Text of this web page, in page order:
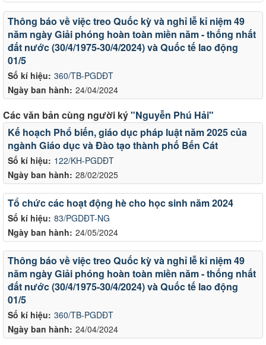
Số kí hiệu: 360/TB-PGDĐT
Ngày ban hành: 24/04/2024
Thông báo về việc treo Quốc kỳ và nghỉ lễ kỉ niệm 49
năm ngày Giải phóng hoàn toàn miền năm - thống nhất
đất nước (30/4/1975-30/4/2024) và Quốc tế lao động
01/5
Các văn bản cùng người ký"Nguyễn Phú Hải"
Số kí hiệu: 122/KH-PGDĐT
Ngày ban hành: 28/02/2025
Kế hoạch Phổ biến, giáo dục pháp luật năm 2025 của
ngành Giáo dục và Đào tạo thành phố Bến Cát
Số kí hiệu: 83/PGDĐT-NG
Ngày ban hành: 24/05/2024
Tổ chức các hoạt động hè cho học sinh năm 2024
Số kí hiệu: 360/TB-PGDĐT
Ngày ban hành: 24/04/2024
Thông báo về việc treo Quốc kỳ và nghỉ lễ kỉ niệm 49
năm ngày Giải phóng hoàn toàn miền năm - thống nhất
đất nước (30/4/1975-30/4/2024) và Quốc tế lao động
01/5